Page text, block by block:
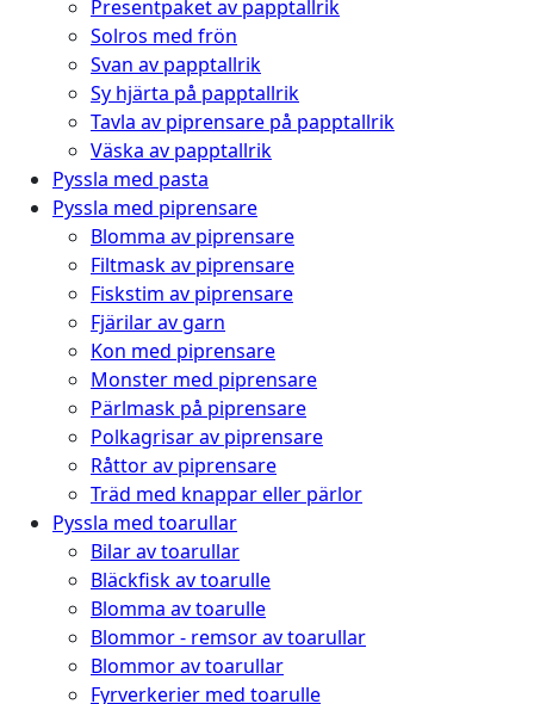
Presentpaket av papptallrik
Solros med frön
Svan av papptallrik
Sy hjärta på papptallrik
Tavla av piprensare på papptallrik
Väska av papptallrik
Pyssla med pasta
Pyssla med piprensare
Blomma av piprensare
Filtmask av piprensare
Fiskstim av piprensare
Fjärilar av garn
Kon med piprensare
Monster med piprensare
Pärlmask på piprensare
Polkagrisar av piprensare
Råttor av piprensare
Träd med knappar eller pärlor
Pyssla med toarullar
Bilar av toarullar
Bläckfisk av toarulle
Blomma av toarulle
Blommor - remsor av toarullar
Blommor av toarullar
Fyrverkerier med toarulle